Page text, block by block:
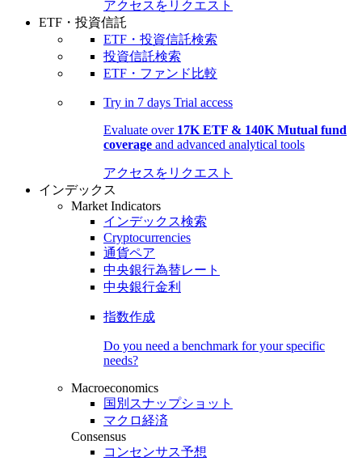
アクセスをリクエスト
ETF・投資信託
ETF・投資信託検索
投資信託検索
ETF・ファンド比較
Try in 7 days Trial access
Evaluate over 17K ETF & 140K Mutual fund
coverage and advanced analytical tools
アクセスをリクエスト
インデックス
Market Indicators
インデックス検索
Cryptocurrencies
通貨ペア
中央銀行為替レート
中央銀行金利
指数作成
Do you need a benchmark for your specific
needs?
Macroeconomics
国別スナップショット
マクロ経済
Consensus
コンセンサス予想